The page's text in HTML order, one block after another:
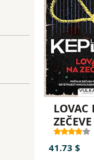
A SAMO
Može li
kriju
Ali Jona
se
LOVAC
ZEČEVE
41.73 $